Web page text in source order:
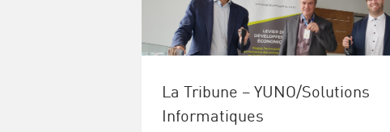
La Tribune – YUNO/Solutions
Informatiques